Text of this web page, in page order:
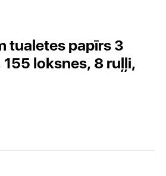
tualetes papīrs 3
155 loksnes, 8 ruļļi,